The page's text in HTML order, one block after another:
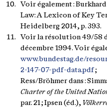
Voir également :
Law: A Lexicon of Key
Heidelberg 2014, p. 393.
Voir la résolution 49/58
décembre 1994. Voir
www.bundestag.de/
2-147-07-pdf-data.pdf;
Ress/Bröhmer dans :
Charter of the United
par. 21 ; Ipsen (éd.),